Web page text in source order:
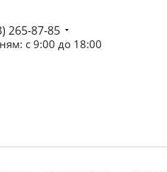
265-87-85
с 9:00 до 18:00